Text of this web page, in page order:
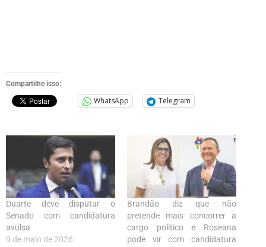
Compartilhe isso:
WhatsApp Telegram
Duarte deve disputar o
Senado com candidatura
avulsa
9 de maio de 2026
Brandão diz que não
pretende mais concorrer a
cargo político e Roseana
pode vir com candidatura